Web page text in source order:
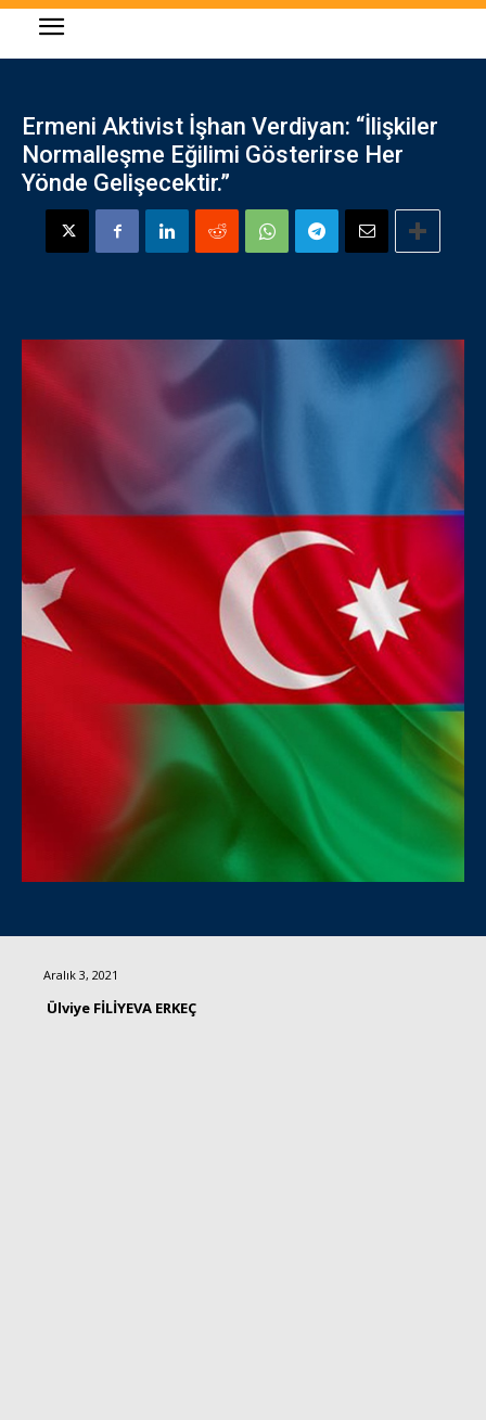
Ermeni Aktivist İşhan Verdiyan: “İlişkiler
Normalleşme Eğilimi Gösterirse Her
Yönde Gelişecektir.”
Aralık 3, 2021
Ülviye FİLİYEVA ERKEÇ